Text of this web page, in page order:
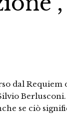
dal Requiem
Berlusconi.
se ciò